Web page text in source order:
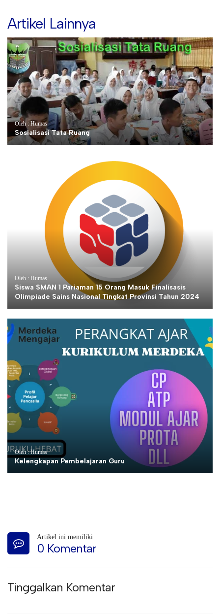
Artikel Lainnya
Oleh : Humas
Sosialisasi Tata Ruang
Oleh : Humas
Siswa SMAN 1 Pariaman 15 Orang Masuk Finalisasis
Olimpiade Sains Nasional Tingkat Provinsi Tahun 2024
Oleh : Humas
Kelengkapan Pembelajaran Guru
Artikel ini memiliki
0 Komentar
Tinggalkan Komentar